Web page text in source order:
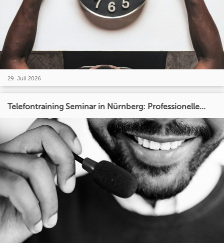
29. Juli 2026
Telefontraining Seminar in Nürnberg: Professionelle...